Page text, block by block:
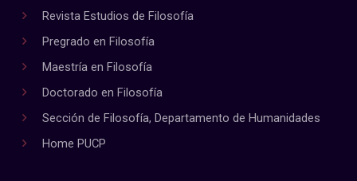
Revista Estudios de Filosofía
Pregrado en Filosofía
Maestría en Filosofía
Doctorado en Filosofía
Sección de Filosofía, Departamento de Humanidades
Home PUCP